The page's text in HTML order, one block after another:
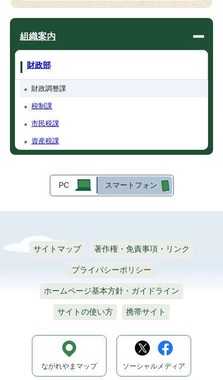
組織案内
財政部
財政調整課
税制課
市民税課
資産税課
PC スマートフォン
サイトマップ 著作権・免責事項・リンク
プライバシーポリシー
ホームページ基本方針・ガイドライン
サイトの使い方 携帯サイト
ながれやまマップ ソーシャルメディア